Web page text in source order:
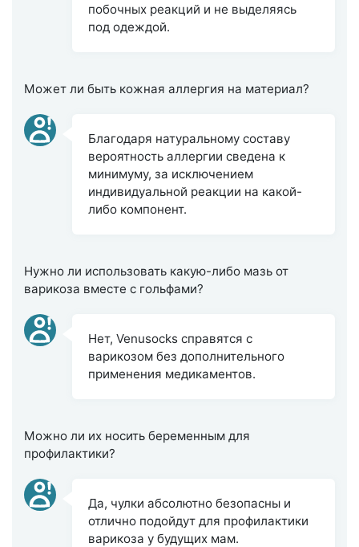
побочных реакций и не выделяясь
под одеждой.
Может ли быть кожная аллергия на материал?
Благодаря натуральному составу
вероятность аллергии сведена к
минимуму, за исключением
индивидуальной реакции на какой-
либо компонент.
Нужно ли использовать какую-либо мазь от
варикоза вместе с гольфами?
Нет, Venusocks справятся с
варикозом без дополнительного
применения медикаментов.
Можно ли их носить беременным для
профилактики?
Да, чулки абсолютно безопасны и
отлично подойдут для профилактики
варикоза у будущих мам.